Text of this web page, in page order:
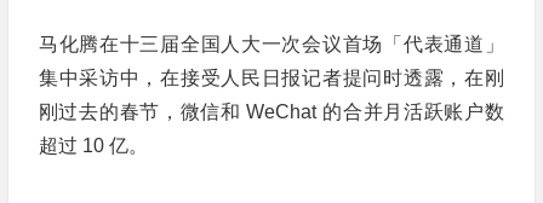
马化腾在十三届全国人大一次会议首场「代表通道」
集中采访中，在接受人民日报记者提问时透露，在刚
刚过去的春节，微信和 WeChat 的合并月活跃账户数
超过 10 亿。